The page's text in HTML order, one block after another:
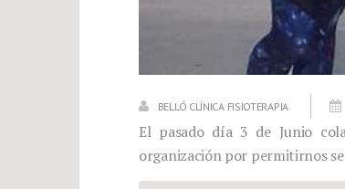
BELLÓ CLÍNICA FISIOTERAPIA
El pasado día 3 de Junio
organización por permitirnos